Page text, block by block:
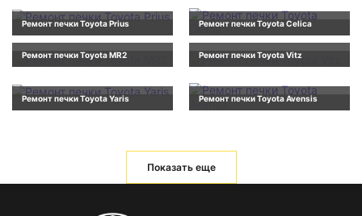
Ремонт печки Toyota Prius Ремонт печки Toyota Celica
Ремонт печки Toyota MR2 Ремонт печки Toyota Vitz
Ремонт печки Toyota Yaris Ремонт печки Toyota Avensis
Показать еще